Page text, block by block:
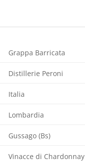
Grappa Barricata
Distillerie Peroni
Italia
Lombardia
Gussago (Bs)
Vinacce di Chardonnay